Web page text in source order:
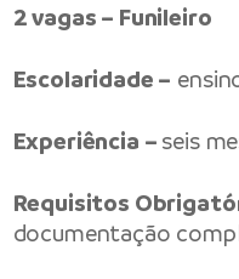
2 vagas – Funileiro
Escolaridade –
Experiência – seis
Requisitos
documentação